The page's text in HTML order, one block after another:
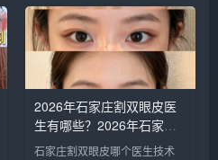
2026年石家庄割双眼皮医
生有哪些？2026年石家庄
双眼皮专家预约排行榜前十
石家庄割双眼皮哪个医生技术